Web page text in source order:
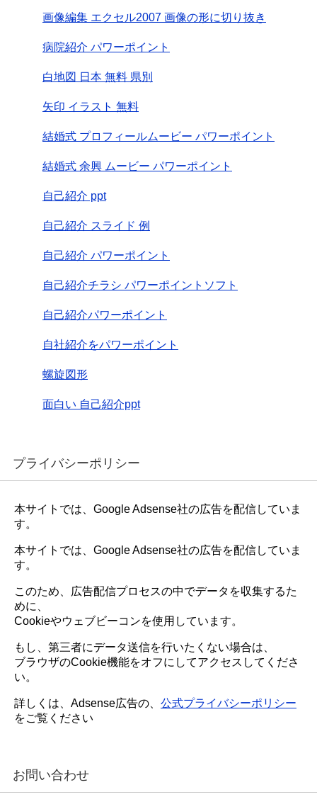
画像編集 エクセル2007 画像の形に切り抜き
病院紹介 パワーポイント
白地図 日本 無料 県別
矢印 イラスト 無料
結婚式 プロフィールムービー パワーポイント
結婚式 余興 ムービー パワーポイント
自己紹介 ppt
自己紹介 スライド 例
自己紹介 パワーポイント
自己紹介チラシ パワーポイントソフト
自己紹介パワーポイント
自社紹介をパワーポイント
螺旋図形
面白い 自己紹介ppt
プライバシーポリシー
本サイトでは、Google Adsense社の広告を配信していま
す。
本サイトでは、Google Adsense社の広告を配信していま
す。
このため、広告配信プロセスの中でデータを収集するた
めに、
Cookieやウェブビーコンを使用しています。
もし、第三者にデータ送信を行いたくない場合は、
ブラウザのCookie機能をオフにしてアクセスしてくださ
い。
詳しくは、Adsense広告の、 公式プライバシーポリシー
をご覧ください
お問い合わせ